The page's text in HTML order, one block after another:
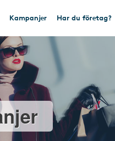
Kampanjer Har du företag?